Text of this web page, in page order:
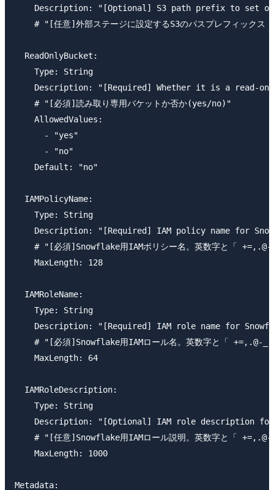
Description: "[Optional] S3 path prefix to set
# "[任意]外部ステージに設定するS3のパスプレフィック
  ReadOnlyBucket:
    Type: String
Description: "[Required] Whether it is a read-
    # "[必須]読み取り専用バケットか否か(yes/no)"
    AllowedValues:
      - "yes"
      - "no"
    Default: "no"
  IAMPolicyName:
    Type: String
Description: "[Required] IAM policy name for
# "[必須]Snowflake用IAMポリシー名。英数字と「 +=,.@-
    MaxLength: 128
  IAMRoleName:
    Type: String
Description: "[Required] IAM role name for
# "[必須]Snowflake用IAMロール名。英数字と「 +=,.@-_
    MaxLength: 64
  IAMRoleDescription:
    Type: String
Description: "[Optional] IAM role description
# "[任意]Snowflake用IAMロール説明。英数字と「 +=,.@-
    MaxLength: 1000
Metadata: